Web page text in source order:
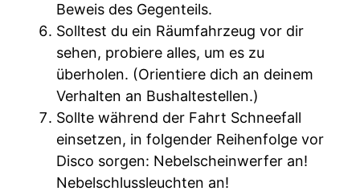
Beweis des Gegenteils.
Solltest du ein Räumfahrzeug vor dir
sehen, probiere alles, um es zu
überholen. (Orientiere dich an deinem
Verhalten an Bushaltestellen.)
Sollte während der Fahrt Schneefall
einsetzen, in folgender Reihenfolge vor
Disco sorgen: Nebelscheinwerfer an!
Nebelschlussleuchten an!